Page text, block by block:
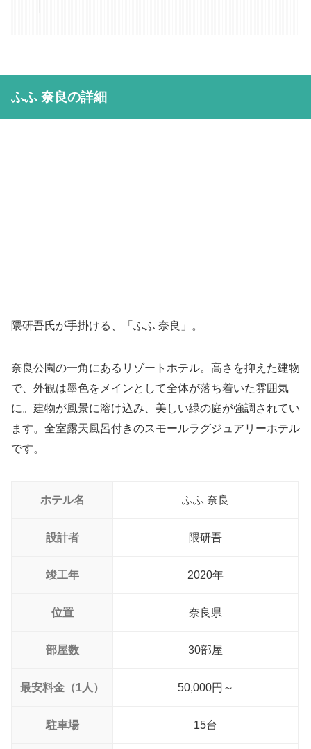
ふふ 奈良の詳細
隈研吾氏が手掛ける、「ふふ 奈良」。
奈良公園の一角にあるリゾートホテル。高さを抑えた建物
で、外観は墨色をメインとして全体が落ち着いた雰囲気
に。建物が風景に溶け込み、美しい緑の庭が強調されてい
ます。全室露天風呂付きのスモールラグジュアリーホテル
です。
ホテル名 ふふ 奈良
設計者 隈研吾
竣工年 2020年
位置 奈良県
部屋数 30部屋
最安料金（1人） 50,000円～
駐車場 15台